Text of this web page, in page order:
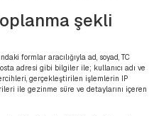
şekli
formlar aracılığıyla ad, soyad, TC
adresi gibi bilgiler ile; kullanıcı adı ve
gerçekleştirilen işlemlerin IP
ile gezinme süre ve detaylarını içeren